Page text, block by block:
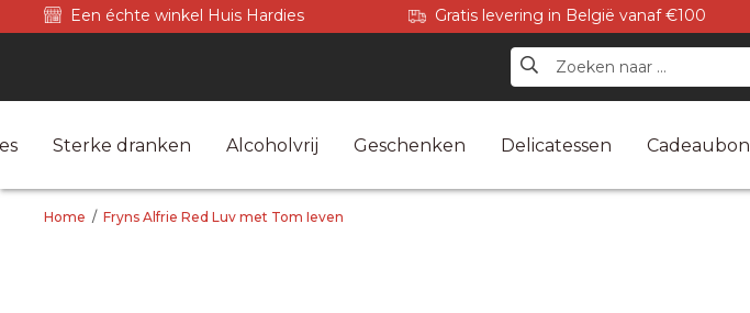
Een échte winkel Huis Hardies Gratis levering in België vanaf €100
Sterke dranken Alcoholvrij Geschenken Delicatessen Cadeaubon
Home / Fryns Alfrie Red Luv met Tom Ieven